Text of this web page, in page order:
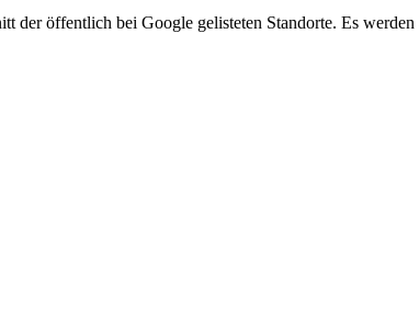
öffentlich bei Google gelisteten Standorte. Es